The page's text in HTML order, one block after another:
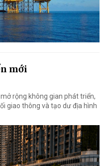
mới
rộng không gian phát triển,
giao thông và tạo dư địa hình